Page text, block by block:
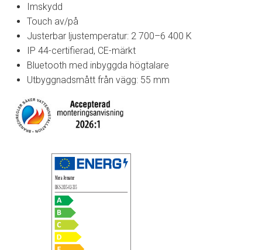
Imskydd
Touch av/på
Justerbar ljustemperatur: 2 700–6 400 K
IP 44-certifierad, CE-märkt
Bluetooth med inbyggda högtalare
Utbyggnadsmått från vägg: 55 mm